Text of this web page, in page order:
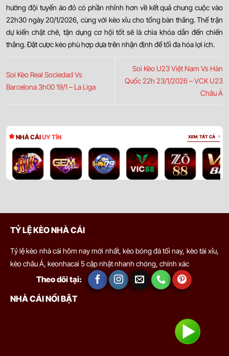
hướng đội tuyển áo đỏ có phần nhỉnh hơn về kết quả chung cuộc vào
22h30 ngày 20/1/2026, cùng với kèo xỉu cho tổng bàn thắng. Thế trận
dự kiến chặt chẽ, tận dụng cơ hội tốt sẽ là chìa khóa dẫn đến chiến
thắng. Đặt cược kèo phù hợp dựa trên nhận định để tối đa hóa lợi ích.
Soi Kèo Real Sociedad Vs
Barcelona 3h00 19/1 – La Liga
Soi Kèo U23 Việt Nam Vs Hàn
Quốc 22h 23/1/2026 – VCK U23
Châu Á
NHÀ CÁIUY TÍN XEM TẤT CẢ
TỶ LỆ KÈO NHÀ CÁI
Tỷ lệ kèo nhà cái hôm nay mới nhất, kèo bóng đá tối nay, kèo tài xỉu,
kèo châu Á, keonhacai 5 cập nhật nhanh chóng, chính xác
Theo dõi tại:
NHÀ CÁI NỔI BẬT